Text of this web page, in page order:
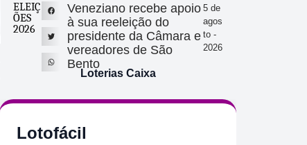
ELEIÇ
ÕES
2026
Veneziano recebe apoio
à sua reeleição do
presidente da Câmara e
vereadores de São
Bento
5 de
agos
to -
2026
Loterias Caixa
Lotofácil